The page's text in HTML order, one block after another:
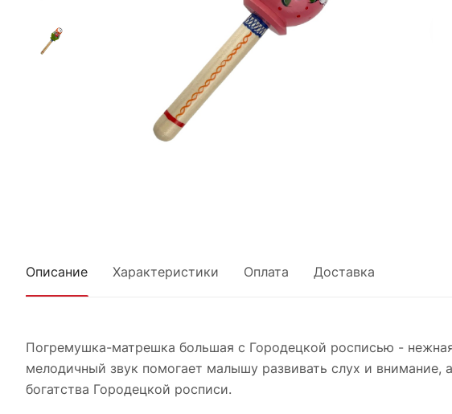
Описание Характеристики Оплата Доставка
Погремушка-матрешка большая с Городецкой росписью -
мелодичный звук помогает малышу развивать слух и
богатства Городецкой росписи.